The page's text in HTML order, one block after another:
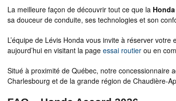
La meilleure façon de découvrir tout ce que la
sa douceur de conduite, ses technologies et son
L’équipe de Lévis Honda vous invite à réserver
aujourd’hui en visitant la page essai routier ou en
Situé à proximité de Québec, notre concessionnaire
Charlesbourg et de la grande région de Chaudière-